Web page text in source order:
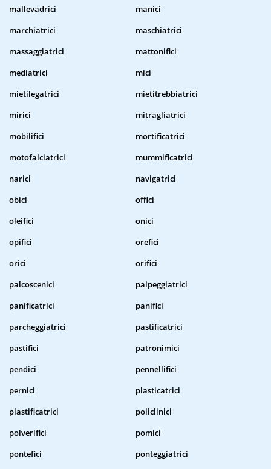
mallevadrici
manici
marchiatrici
maschiatrici
massaggiatrici
mattonifici
mediatrici
mici
mietilegatrici
mietitrebbiatrici
mirici
mitragliatrici
mobilifici
mortificatrici
motofalciatrici
mummificatrici
narici
navigatrici
obici
offici
oleifici
onici
opifici
orefici
orici
orifici
palcoscenici
palpeggiatrici
panificatrici
panifici
parcheggiatrici
pastificatrici
pastifici
patronimici
pendici
pennellifici
pernici
plasticatrici
plastificatrici
policlinici
polverifici
pomici
pontefici
ponteggiatrici